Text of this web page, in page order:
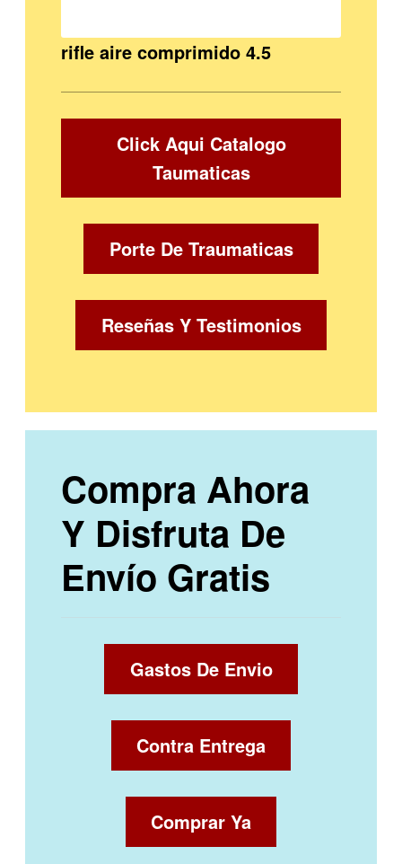
rifle aire comprimido 4.5
Click Aqui Catalogo
Taumaticas
Porte De Traumaticas
Reseñas Y Testimonios
Compra Ahora
Y Disfruta De
Envío Gratis
Gastos De Envio
Contra Entrega
Comprar Ya